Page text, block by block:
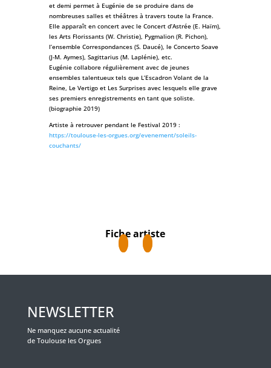
et demi permet à Eugénie de se produire dans de
nombreuses salles et théâtres à travers toute la France.
Elle apparaît en concert avec le Concert d’Astrée (E. Haïm),
les Arts Florissants (W. Christie), Pygmalion (R. Pichon),
l’ensemble Correspondances (S. Daucé), le Concerto Soave
(J-M. Aymes), Sagittarius (M. Laplénie), etc.
Eugénie collabore régulièrement avec de jeunes
ensembles talentueux tels que L’Escadron Volant de la
Reine, Le Vertigo et Les Surprises avec lesquels elle grave
ses premiers enregistrements en tant que soliste.
(biographie 2019)
Artiste à retrouver pendant le Festival 2019 :
https://toulouse-les-orgues.org/evenement/soleils-
couchants/
Fiche artiste
NEWSLETTER
Ne manquez aucune actualité
de Toulouse les Orgues